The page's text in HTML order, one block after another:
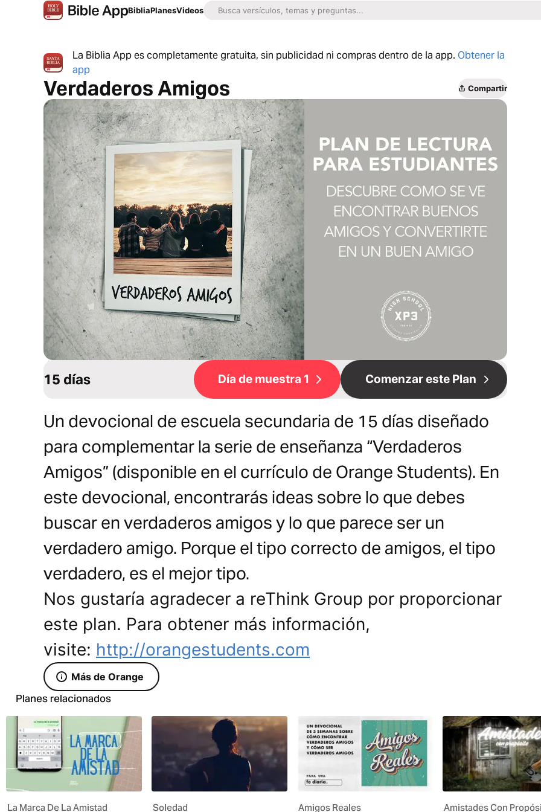
BibliaPlanesVideos
La Biblia App es completamente gratuita, sin publicidad ni compras dentro de la app. Obtener la
app
Verdaderos Amigos Compartir
15 días Día de muestra 1 Comenzar este Plan
Un devocional de escuela secundaria de 15 días diseñado
para complementar la serie de enseñanza “Verdaderos
Amigos” (disponible en el currículo de Orange Students). En
este devocional, encontrarás ideas sobre lo que debes
buscar en verdaderos amigos y lo que parece ser un
verdadero amigo. Porque el tipo correcto de amigos, el tipo
verdadero, es el mejor tipo.
Nos gustaría agradecer a reThink Group por proporcionar
este plan. Para obtener más información,
visite: http://orangestudents.com
Más de Orange
Planes relacionados
La Marca De La Amistad Soledad Amigos Reales Amistades Con